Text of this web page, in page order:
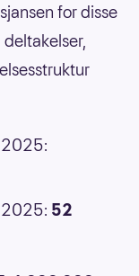
for disse
2025:
2025: 52